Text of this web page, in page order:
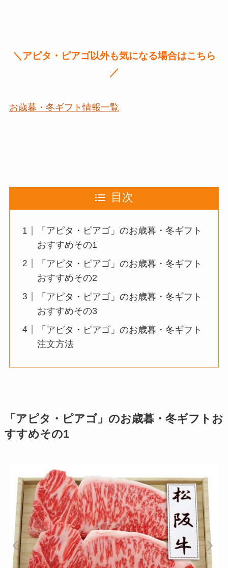
＼アピタ・ピアゴ以外も気になる場合はこちら
／
お歳暮・冬ギフト情報一覧
目次
「アピタ・ピアゴ」のお歳暮・冬ギフト
おすすめその1
「アピタ・ピアゴ」のお歳暮・冬ギフト
おすすめその2
「アピタ・ピアゴ」のお歳暮・冬ギフト
おすすめその3
「アピタ・ピアゴ」のお歳暮・冬ギフト
注文方法
「アピタ・ピアゴ」のお歳暮・冬ギフトお
すすめその1